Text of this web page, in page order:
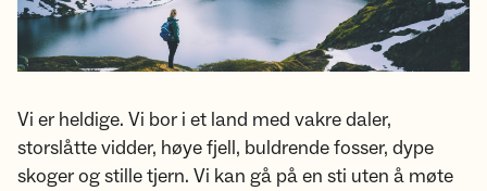
Vi er heldige. Vi bor i et land med vakre daler,
storslåtte vidder, høye fjell, buldrende fosser, dype
skoger og stille tjern. Vi kan gå på en sti uten å møte